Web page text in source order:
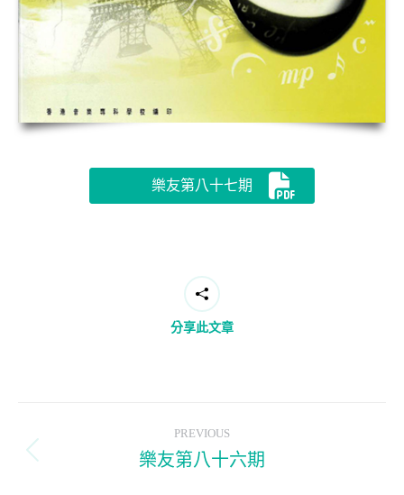
樂友第八十七期
分享此文章
navigation
PREVIOUS
Previous
樂友第八十六期